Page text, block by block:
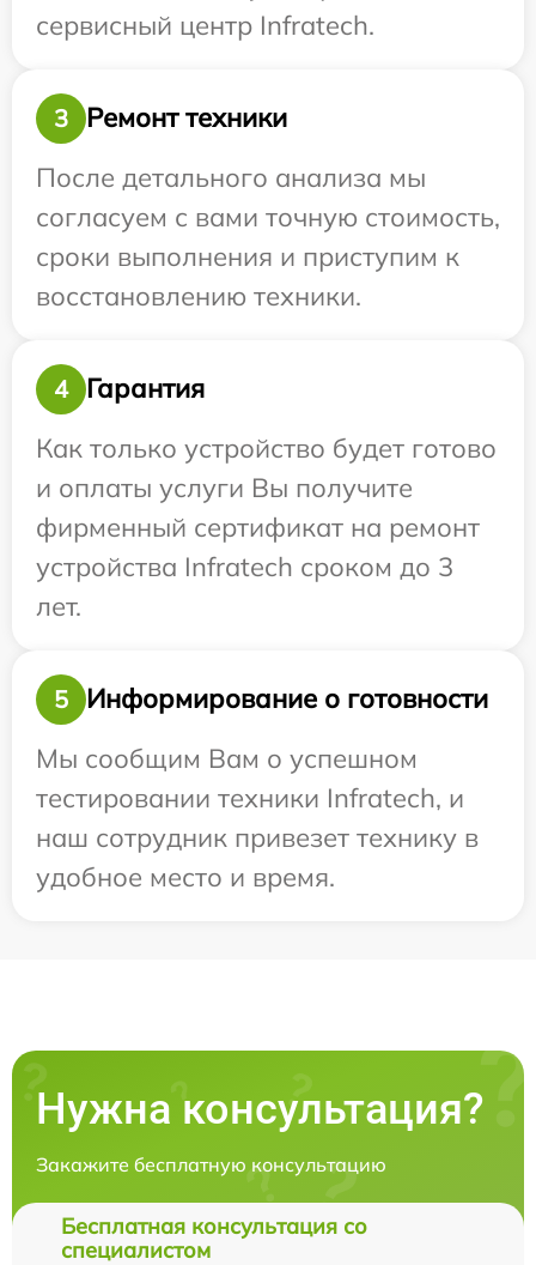
сервисный центр Infratech.
3
Ремонт техники
После детального анализа мы
согласуем с вами точную стоимость,
сроки выполнения и приступим к
восстановлению техники.
4
Гарантия
Как только устройство будет готово
и оплаты услуги Вы получите
фирменный сертификат на ремонт
устройства Infratech сроком до 3
лет.
5
Информирование о готовности
Мы сообщим Вам о успешном
тестировании техники Infratech, и
наш сотрудник привезет технику в
удобное место и время.
Нужна консультация?
Закажите бесплатную консультацию
Бесплатная консультация со
специалистом